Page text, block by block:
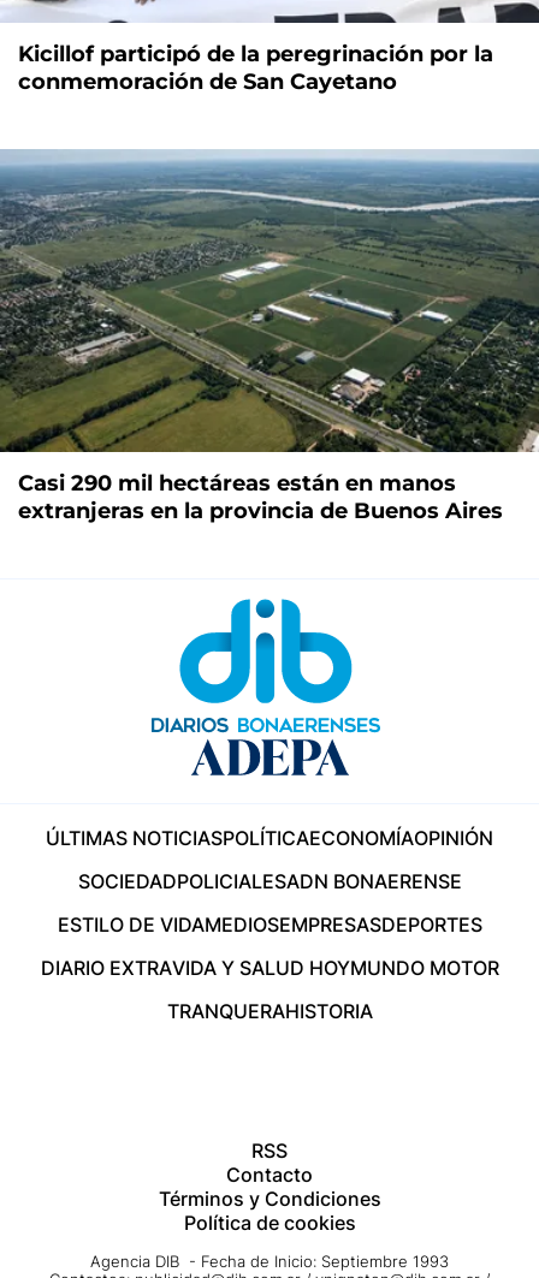
Kicillof participó de la peregrinación por la
conmemoración de San Cayetano
Casi 290 mil hectáreas están en manos
extranjeras en la provincia de Buenos Aires
ÚLTIMAS NOTICIASPOLÍTICAECONOMÍAOPINIÓN
SOCIEDADPOLICIALESADN BONAERENSE
ESTILO DE VIDAMEDIOSEMPRESASDEPORTES
DIARIO EXTRAVIDA Y SALUD HOYMUNDO MOTOR
TRANQUERAHISTORIA
RSS
Contacto
Términos y Condiciones
Política de cookies
Agencia DIB - Fecha de Inicio: Septiembre 1993